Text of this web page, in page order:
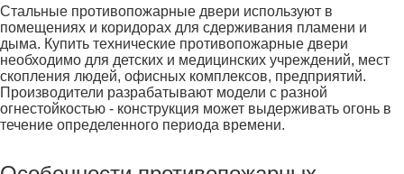
Стальные противопожарные двери используют в
помещениях и коридорах для сдерживания пламени и
дыма. Купить технические противопожарные двери
необходимо для детских и медицинских учреждений, мест
скопления людей, офисных комплексов, предприятий.
Производители разрабатывают модели с разной
огнестойкостью - конструкция может выдерживать огонь в
течение определенного периода времени.